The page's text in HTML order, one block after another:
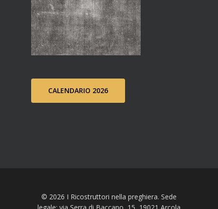
CALENDARIO 2026
© 2026 I Ricostruttori nella preghiera. Sede